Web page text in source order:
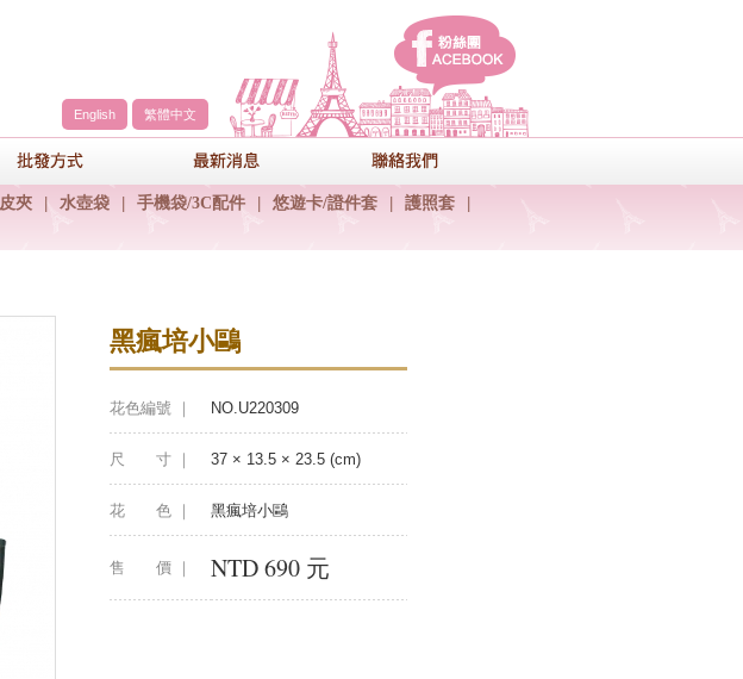
English 繁體中文
皮夾 水壺袋 手機袋/3C配件 悠遊卡/證件套 護照套
包包批發方式
黑瘋培小鷗
花色編號 ｜ NO.U220309
尺 寸 ｜ 37 × 13.5 × 23.5 (cm)
花 色 ｜ 黑瘋培小鷗
售 價 ｜ NTD 690 元